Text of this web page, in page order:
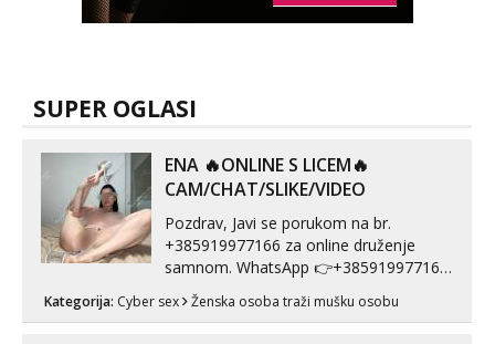
SUPER OGLASI
ENA 🔥ONLINE S LICEM🔥
CAM/CHAT/SLIKE/VIDEO
Pozdrav, Javi se porukom na br.
+385919977166 za online druženje
samnom. WhatsApp 👉+385919977166
Telegram 👉@enafriedrichkis Radim
videopozive s licem, solo i s partnerom,
Kategorija: Cyber sex Ženska osoba traži mušku osobu